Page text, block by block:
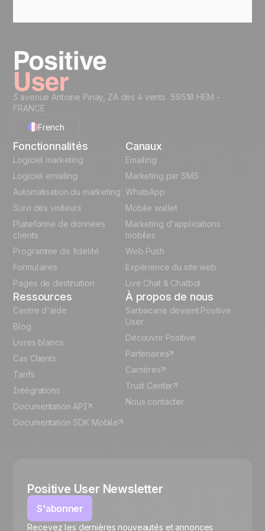
3 avenue Antoine Pinay, ZA des 4 vents 59510 HEM -
FRANCE
French
English
German
Italian
Fonctionnalités
Logiciel marketing
Logiciel emailing
Automatisation du marketing
Suivi des visiteurs
Plateforme de données
clients
Programme de fidélité
Formulaires
Pages de destination
Canaux
Emailing
Marketing par SMS
WhatsApp
Mobile wallet
Marketing d'applications
mobiles
Web Push
Expérience du site web
Live Chat & Chatbot
Ressources
Centre d'aide
Blog
Livres blancs
Cas Clients
Tarifs
Intégrations
Documentation API
Documentation SDK Mobile
À propos de nous
Sarbacane devient Positive
User
Découvrir Positive
Partenaires
Carrières
Trust Center
Nous contacter
Positive User Newsletter
S'abonner
Recevez les dernières nouveautés et annonces